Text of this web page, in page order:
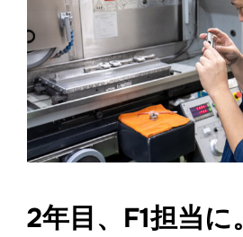
2年目、F1担当に。